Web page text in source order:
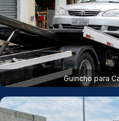
Guincho para